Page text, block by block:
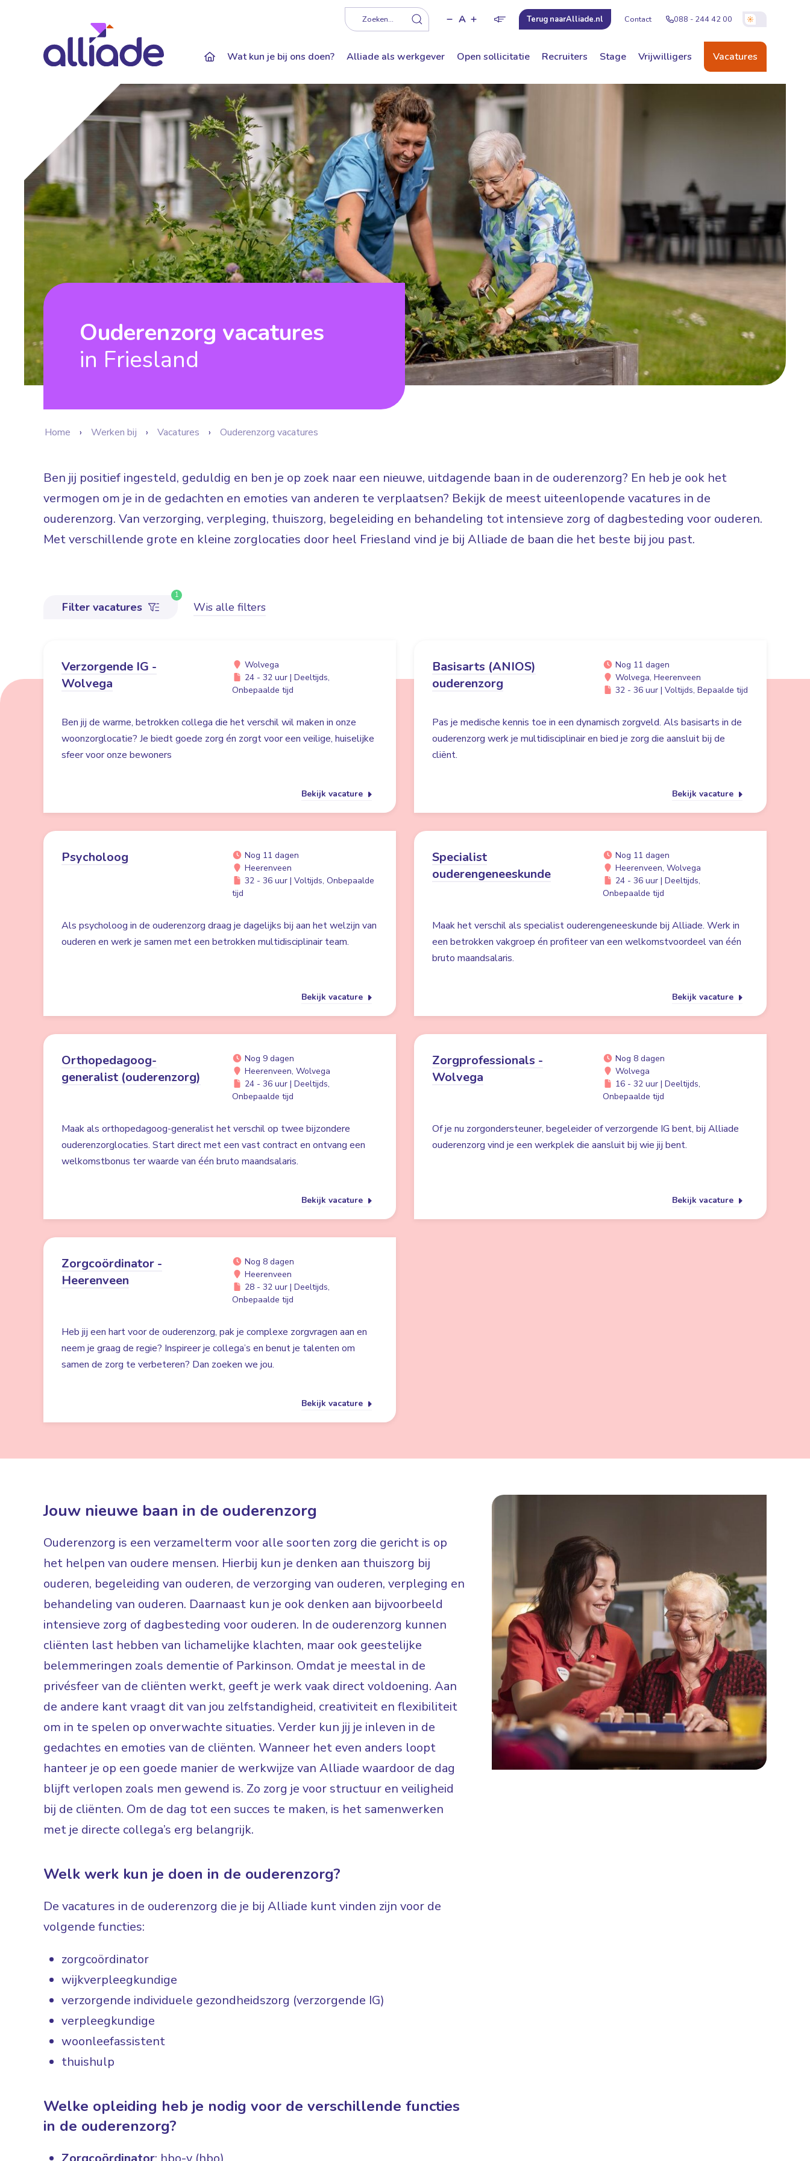
Zoeken... A Terug naarAlliade.nl Contact 088 - 244 42 00
Wat kun je bij ons doen? Alliade als werkgever Open sollicitatie Recruiters Stage Vrijwilligers Vacatures
Ouderenzorg vacatures
in Friesland
Home Werken bij Vacatures Ouderenzorg vacatures
Ben jij positief ingesteld, geduldig en ben je op zoek naar een nieuwe, uitdagende baan in de ouderenzorg? En heb je ook het
vermogen om je in de gedachten en emoties van anderen te verplaatsen? Bekijk de meest uiteenlopende vacatures in de
ouderenzorg. Van verzorging, verpleging, thuiszorg, begeleiding en behandeling tot intensieve zorg of dagbesteding voor ouderen.
Met verschillende grote en kleine zorglocaties door heel Friesland vind je bij Alliade de baan die het beste bij jou past.
Filter vacatures
1
Wis alle filters
Verzorgende IG -
Wolvega
Wolvega
24 - 32 uur | Deeltijds,
Onbepaalde tijd
Ben jij de warme, betrokken collega die het verschil wil maken in onze
woonzorglocatie? Je biedt goede zorg én zorgt voor een veilige, huiselijke
sfeer voor onze bewoners
Bekijk vacature
Basisarts (ANIOS)
ouderenzorg
Nog 11 dagen
Wolvega, Heerenveen
32 - 36 uur | Voltijds, Bepaalde tijd
Pas je medische kennis toe in een dynamisch zorgveld. Als basisarts in de
ouderenzorg werk je multidisciplinair en bied je zorg die aansluit bij de
cliënt.
Bekijk vacature
Psycholoog
Nog 11 dagen
Heerenveen
32 - 36 uur | Voltijds, Onbepaalde
tijd
Als psycholoog in de ouderenzorg draag je dagelijks bij aan het welzijn van
ouderen en werk je samen met een betrokken multidisciplinair team.
Bekijk vacature
Specialist
ouderengeneeskunde
Nog 11 dagen
Heerenveen, Wolvega
24 - 36 uur | Deeltijds,
Onbepaalde tijd
Maak het verschil als specialist ouderengeneeskunde bij Alliade. Werk in
een betrokken vakgroep én profiteer van een welkomstvoordeel van één
bruto maandsalaris.
Bekijk vacature
Orthopedagoog-
generalist (ouderenzorg)
Nog 9 dagen
Heerenveen, Wolvega
24 - 36 uur | Deeltijds,
Onbepaalde tijd
Maak als orthopedagoog-generalist het verschil op twee bijzondere
ouderenzorglocaties. Start direct met een vast contract en ontvang een
welkomstbonus ter waarde van één bruto maandsalaris.
Bekijk vacature
Zorgprofessionals -
Wolvega
Nog 8 dagen
Wolvega
16 - 32 uur | Deeltijds,
Onbepaalde tijd
Of je nu zorgondersteuner, begeleider of verzorgende IG bent, bij Alliade
ouderenzorg vind je een werkplek die aansluit bij wie jij bent.
Bekijk vacature
Zorgcoördinator -
Heerenveen
Nog 8 dagen
Heerenveen
28 - 32 uur | Deeltijds,
Onbepaalde tijd
Heb jij een hart voor de ouderenzorg, pak je complexe zorgvragen aan en
neem je graag de regie? Inspireer je collega’s en benut je talenten om
samen de zorg te verbeteren? Dan zoeken we jou.
Bekijk vacature
Jouw nieuwe baan in de ouderenzorg
Ouderenzorg is een verzamelterm voor alle soorten zorg die gericht is op
het helpen van oudere mensen. Hierbij kun je denken aan thuiszorg bij
ouderen, begeleiding van ouderen, de verzorging van ouderen, verpleging en
behandeling van ouderen. Daarnaast kun je ook denken aan bijvoorbeeld
intensieve zorg of dagbesteding voor ouderen. In de ouderenzorg kunnen
cliënten last hebben van lichamelijke klachten, maar ook geestelijke
belemmeringen zoals dementie of Parkinson. Omdat je meestal in de
privésfeer van de cliënten werkt, geeft je werk vaak direct voldoening. Aan
de andere kant vraagt dit van jou zelfstandigheid, creativiteit en flexibiliteit
om in te spelen op onverwachte situaties. Verder kun jij je inleven in de
gedachtes en emoties van de cliënten. Wanneer het even anders loopt
hanteer je op een goede manier de werkwijze van Alliade waardoor de dag
blijft verlopen zoals men gewend is. Zo zorg je voor structuur en veiligheid
bij de cliënten. Om de dag tot een succes te maken, is het samenwerken
met je directe collega’s erg belangrijk.
Welk werk kun je doen in de ouderenzorg?
De vacatures in de ouderenzorg die je bij Alliade kunt vinden zijn voor de
volgende functies:
zorgcoördinator
wijkverpleegkundige
verzorgende individuele gezondheidszorg (verzorgende IG)
verpleegkundige
woonleefassistent
thuishulp
Welke opleiding heb je nodig voor de verschillende functies
in de ouderenzorg?